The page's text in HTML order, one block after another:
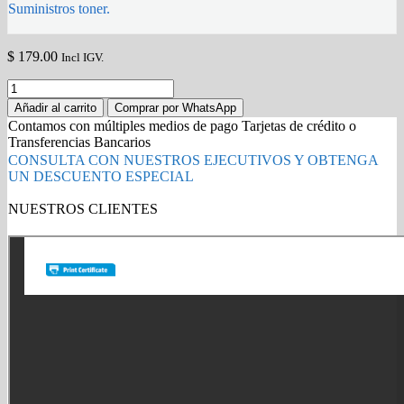
Suministros toner.
$ 179.00 Incl IGV.
Toner
Kyocera
Tk-
6347
Taskalfa
4004I,
5004I,
7004I
Original
Añadir al carrito Comprar por WhatsApp
Contamos con múltiples medios de pago Tarjetas de crédito o
Transferencias Bancarios
CONSULTA CON NUESTROS EJECUTIVOS Y OBTENGA
UN DESCUENTO ESPECIAL
NUESTROS CLIENTES